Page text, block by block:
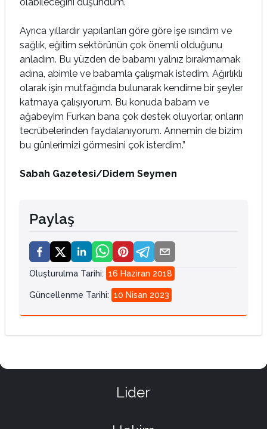
Ayrıca yıllardır yapılanları göre göre işe ısındım ve
sağlık, eğitim sektörünün çok önemli olduğunu
anladım. Bu yüzden de babamı yalnız bırakmamak
adına, abimle ve babamla çalışmak istedim. Ağırlıklı
olarak işin mutfağında bulunarak kendime bir şeyler
katmaya çalışıyorum. Bu konuda babam ve
ağabeyim Furkan bana çok destek oluyorlar, onların
tecrübelerinden faydalanıyorum. Annemin de bizim
bu günlerimizi görmesini çok isterdim.”
Sabah Gazetesi/Didem Seymen
Paylaş
Oluşturulma Tarihi: 16 Haziran 2018
Güncellenme Tarihi: 10 Nisan 2023
Lider